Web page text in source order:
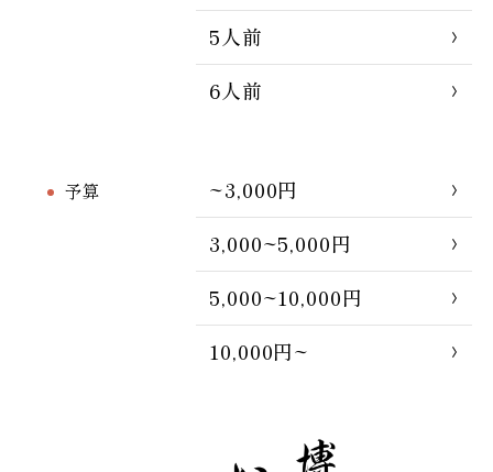
5人前
6人前
予算
~3,000円
3,000~5,000円
5,000~10,000円
10,000円~